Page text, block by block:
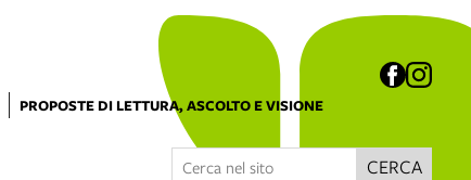
PROPOSTE DI LETTURA, ASCOLTO E VISIONE
CERCA